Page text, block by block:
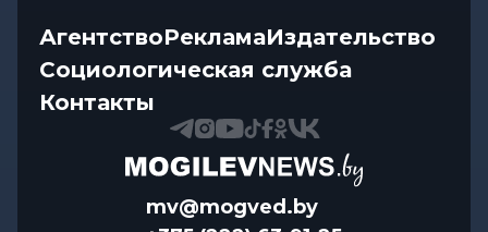
АгентствоРекламаИздательство
Социологическая служба
Контакты
mv@mogved.by